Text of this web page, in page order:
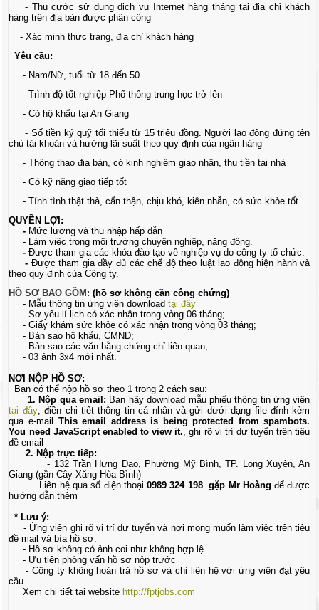
- Thu cước sử dụng dịch vụ Internet hàng tháng tại địa chỉ khách
hàng trên địa bàn được phân công
- Xác minh thực trạng, địa chỉ khách hàng
Yêu cầu:
- Nam/Nữ, tuổi từ 18 đến 50
- Trình độ tốt nghiệp Phổ thông trung học trở lên
- Có hộ khẩu tại An Giang
- Số tiền ký quỹ tối thiểu từ 15 triệu đồng. Người lao động đứng tên
chủ tài khoản và hưởng lãi suất theo quy định của ngân hàng
- Thông thạo địa bàn, có kinh nghiệm giao nhận, thu tiền tại nhà
- Có kỹ năng giao tiếp tốt
- Tính tình thật thà, cẩn thận, chịu khó, kiên nhẫn, có sức khỏe tốt
QUYỀN LỢI:
- Mức lương và thu nhập hấp dẫn
- Làm việc trong môi trường chuyên nghiệp, năng động.
-Được tham gia các khóa đào tạo về nghiệp vụ do công ty tổ chức.
- Được tham gia đầy đủ các chế độ theo luật lao động hiện hành và
theo quy định của Công ty.
HỒ SƠ BAO GỒM:(hồ sơ không cần công chứng)
- Mẫu thông tin ứng viên downloadtại đây
- Sơ yếu lí lịch có xác nhận trong vòng 06 tháng;
- Giấy khám sức khỏe có xác nhận trong vòng 03 tháng;
- Bản sao hộ khẩu, CMND;
- Bản sao các văn bằng chứng chỉ liên quan;
- 03 ảnh 3x4 mới nhất.
NƠI NỘP HỒ SƠ:
Bạn có thể nộp hồ sơ theo 1 trong 2 cách sau:
1. Nộp qua email: Bạn hãy download mẫu phiếu thông tin ứng viên
tại đây, điền chi tiết thông tin cá nhân và gửi dưới dạng file đính kèm
qua e-mail This email address is being protected from spambots.
You need JavaScript enabled to view it., ghi rõ vị trí dự tuyển trên tiêu
đề email
2. Nộp trực tiếp:
- 132 Trần Hưng Đạo, Phường Mỹ Bình, TP. Long Xuyên, An
Giang (gần Cây Xăng Hòa Bình)
Liên hệ qua số điện thoại0989 324 198 gặp Mr Hoàng để được
hướng dẫn thêm
* Lưu ý:
- Ứng viên ghi rõ vị trí dự tuyển và nơi mong muốn làm việc trên tiêu
đề mail và bìa hồ sơ.
- Hồ sơ không có ảnh coi như không hợp lệ.
- Ưu tiên phỏng vấn hồ sơ nộp trước
- Công ty không hoàn trả hồ sơ và chỉ liên hệ với ứng viên đạt yêu
cầu
Xem chi tiết tại website http://fptjobs.com